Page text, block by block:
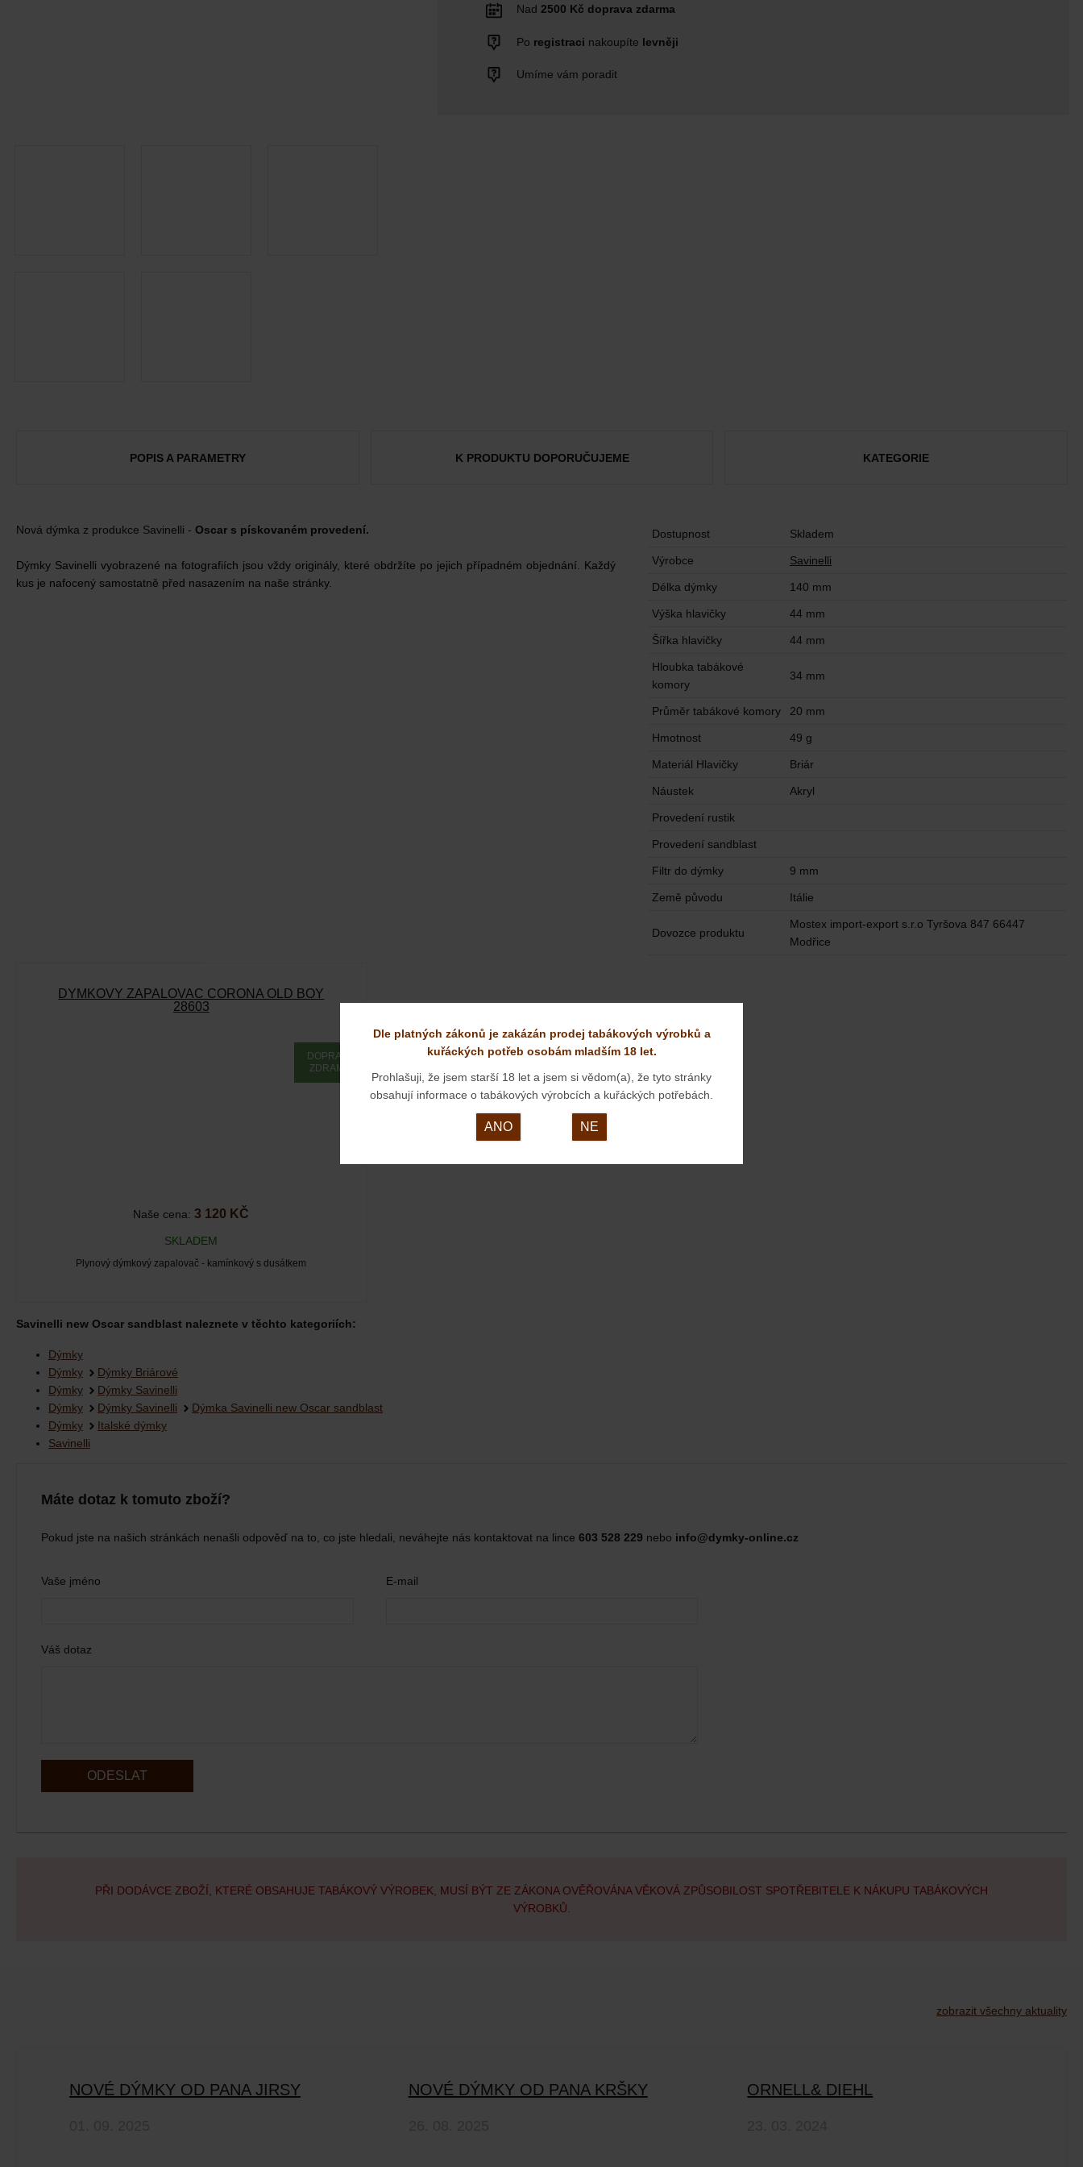
Nad 2500 Kč doprava zdarma
Po registraci nakoupíte levněji
Umíme vám poradit
POPIS A PARAMETRY K PRODUKTU DOPORUČUJEME KATEGORIE
Nová dýmka z produkce Savinelli - Oscar s pískovaném provedení.
Dýmky Savinelli vyobrazené na fotografiích jsou vždy originály, které obdržíte po jejich případném objednání. Každý
kus je nafocený samostatně před nasazením na naše stránky.
Dostupnost Skladem
Výrobce Savinelli
Délka dýmky 140 mm
Výška hlavičky 44 mm
Šířka hlavičky 44 mm
Hloubka tabákové
komory
34 mm
Průměr tabákové komory 20 mm
Hmotnost 49 g
Materiál Hlavičky Briár
Náustek Akryl
Provedení rustik
Provedení sandblast
Filtr do dýmky 9 mm
Země původu Itálie
Dovozce produktu
Mostex import-export s.r.o Tyršova 847 66447
Modřice
DÝMKOVÝ ZAPALOVAČ CORONA OLD BOY
28603
DOPRAVA
ZDRAMA
Naše cena:3 120 KČ
SKLADEM
Plynový dýmkový zapalovač - kamínkový s dusátkem
Savinelli new Oscar sandblast naleznete v těchto kategoriích:
Dýmky
Dýmky
Dýmky Briárové
Dýmky
Dýmky Savinelli
Dýmky
Dýmky Savinelli
Dýmka Savinelli new Oscar sandblast
Dýmky
Italské dýmky
Savinelli
Máte dotaz k tomuto zboží?
Pokud jste na našich stránkách nenašli odpověď na to, co jste hledali, neváhejte nás kontaktovat na lince 603 528 229 nebo info@dymky-online.cz
Vaše jméno E-mail
Váš dotaz
ODESLAT
PŘI DODÁVCE ZBOŽÍ, KTERÉ OBSAHUJE TABÁKOVÝ VÝROBEK, MUSÍ BÝT ZE ZÁKONA OVĚŘOVÁNA VĚKOVÁ ZPŮSOBILOST SPOTŘEBITELE K NÁKUPU TABÁKOVÝCH
VÝROBKŮ.
zobrazit všechny aktuality
NOVÉ DÝMKY OD PANA JIRSY NOVÉ DÝMKY OD PANA KRŠKY ORNELL& DIEHL
Dle platných zákonů je zakázán prodej tabákových výrobků a
kuřáckých potřeb osobám mladším 18 let.
Prohlašuji, že jsem starší 18 let a jsem si vědom(a), že tyto stránky
obsahují informace o tabákových výrobcích a kuřáckých potřebách.
ANO NE